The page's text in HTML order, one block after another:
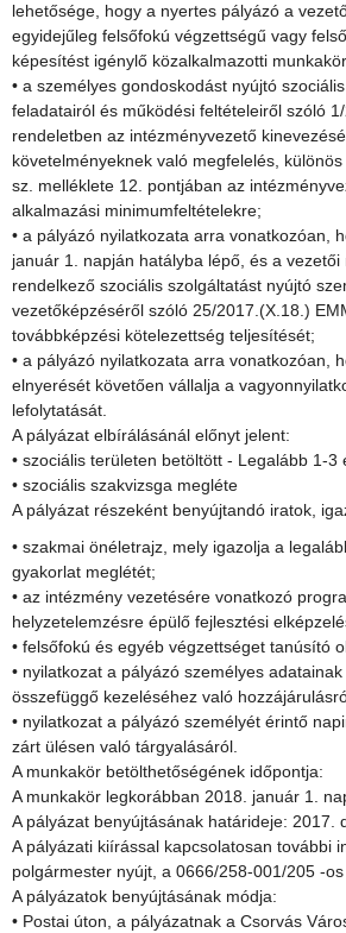
lehetősége, hogy a nyertes pályázó a
egyidejűleg felsőfokú végzettségű vagy
képesítést igénylő közalkalmazotti
• a személyes gondoskodást nyújtó
feladatairól és működési feltételeiről szóló
rendeletben az intézményvezető
követelményeknek való megfelelés,
sz. melléklete 12. pontjában az
alkalmazási minimumfeltételekre;
• a pályázó nyilatkozata arra vonatkozóan,
január 1. napján hatályba lépő, és a vezetői
rendelkező szociális szolgáltatást nyújtó
vezetőképzéséről szóló 25/2017.(X.18.)
továbbképzési kötelezettség teljesítését;
• a pályázó nyilatkozata arra vonatkozóan,
elnyerését követően vállalja a
lefolytatását.
A pályázat elbírálásánál előnyt jelent:
• szociális területen betöltött - Legalább 1-3
• szociális szakvizsga megléte
A pályázat részeként benyújtandó iratok,
• szakmai önéletrajz, mely igazolja a
gyakorlat meglétét;
• az intézmény vezetésére vonatkozó
helyzetelemzésre épülő fejlesztési
• felsőfokú és egyéb végzettséget tanúsító
• nyilatkozat a pályázó személyes
összefüggő kezeléséhez való
• nyilatkozat a pályázó személyét érintő
zárt ülésen való tárgyalásáról.
A munkakör betölthetőségének időpontja:
A munkakör legkorábban 2018. január 1.
A pályázat benyújtásának határideje: 2017.
A pályázati kiírással kapcsolatosan további
polgármester nyújt, a 0666/258-001/205 -
A pályázatok benyújtásának módja:
• Postai úton, a pályázatnak a Csorvás